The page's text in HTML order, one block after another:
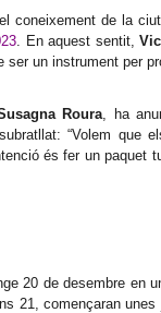
coneixement de la
. En aquest sentit,
un instrument per
Roura, ha
“Volem
és fer un paquet
20 de desembre en
21, començaran